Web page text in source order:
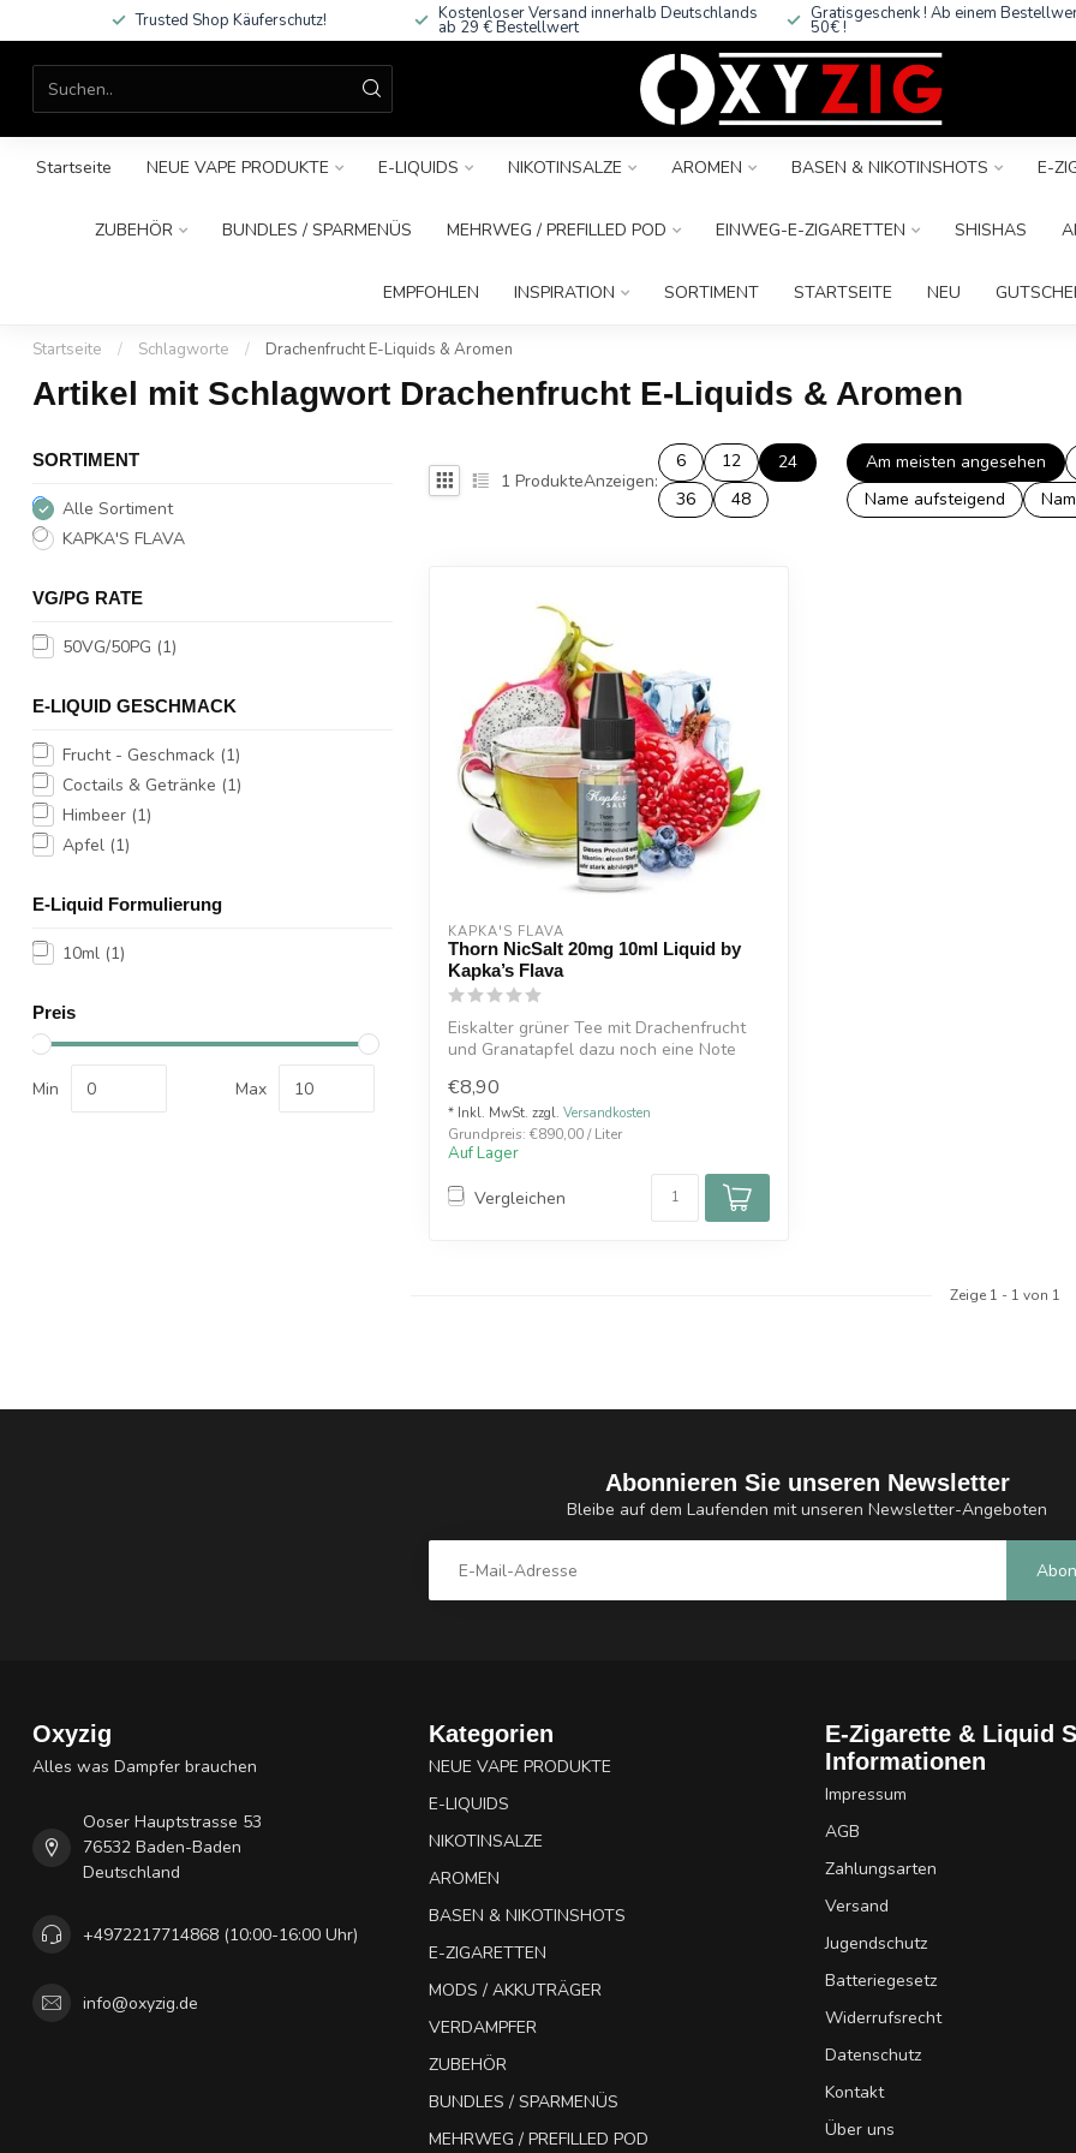
Trusted Shop Käuferschutz! Kostenloser Versand innerhalb Deutschlands
ab 29 € Bestellwert
Gratisgeschenk ! Ab einem
50€ !
Startseite NEUE VAPE PRODUKTE E-LIQUIDS NIKOTINSALZE AROMEN BASEN & NIKOTINSHOTS E-
ZUBEHÖR BUNDLES / SPARMENÜS MEHRWEG / PREFILLED POD EINWEG-E-ZIGARETTEN SHISHAS
EMPFOHLEN INSPIRATION SORTIMENT STARTSEITE NEU
Startseite / Schlagworte / Drachenfrucht E-Liquids & Aromen
Artikel mit Schlagwort Drachenfrucht E-Liquids & Aromen
SORTIMENT
Alle Sortiment
KAPKA'S FLAVA
VG/PG RATE
50VG/50PG (1)
E-LIQUID GESCHMACK
Frucht - Geschmack (1)
Coctails & Getränke (1)
Himbeer (1)
Apfel (1)
E-Liquid Formulierung
10ml (1)
Preis
Min Max
1 ProdukteAnzeigen:
6 12
24
36
48
Am meisten angesehen
Name aufsteigend
KAPKA'S FLAVA
Thorn NicSalt 20mg 10ml Liquid by
Kapka’s Flava
Eiskalter grüner Tee mit Drachenfrucht
und Granatapfel dazu noch eine Note
€8,90
* Inkl. MwSt. zzgl. Versandkosten
Grundpreis: €890,00 / Liter
Auf Lager
Vergleichen
Zeige 1 - 1 von 1
Abonnieren Sie unseren Newsletter
Bleibe auf dem Laufenden mit unseren Newsletter-Angeboten
Oxyzig
Alles was Dampfer brauchen
Ooser Hauptstrasse 53
76532 Baden-Baden
Deutschland
+4972217714868 (10:00-16:00 Uhr)
info@oxyzig.de
Kategorien
NEUE VAPE PRODUKTE
E-LIQUIDS
NIKOTINSALZE
AROMEN
BASEN & NIKOTINSHOTS
E-ZIGARETTEN
MODS / AKKUTRÄGER
VERDAMPFER
ZUBEHÖR
BUNDLES / SPARMENÜS
MEHRWEG / PREFILLED POD
E-Zigarette & Liquid
Informationen
Impressum
AGB
Zahlungsarten
Versand
Jugendschutz
Batteriegesetz
Widerrufsrecht
Datenschutz
Kontakt
Über uns